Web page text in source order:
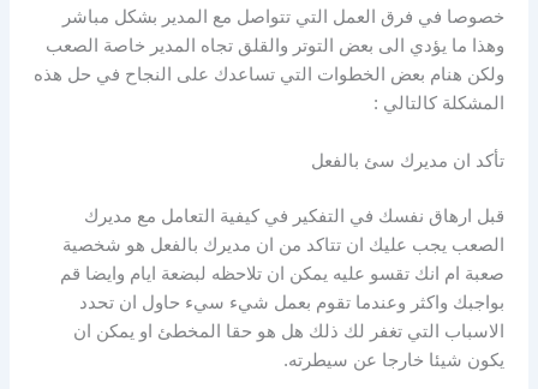
خصوصا في فرق العمل التي تتواصل مع المدير بشكل مباشر
وهذا ما يؤدي الى بعض التوتر والقلق تجاه المدير خاصة الصعب
ولكن هنام بعض الخطوات التي تساعدك على النجاح في حل هذه
المشكلة كالتالي :
تأكد ان مديرك سئ بالفعل
قبل ارهاق نفسك في التفكير في كيفية التعامل مع مديرك
الصعب يجب عليك ان تتاكد من ان مديرك بالفعل هو شخصية
صعبة ام انك تقسو عليه يمكن ان تلاحظه لبضعة ايام وايضا قم
بواجبك واكثر وعندما تقوم بعمل شيء سيء حاول ان تحدد
الاسباب التي تغفر لك ذلك هل هو حقا المخطئ او يمكن ان
يكون شيئا خارجا عن سيطرته.